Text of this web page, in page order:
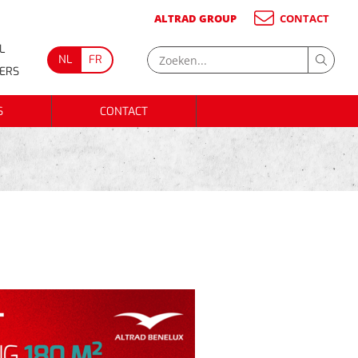
ALTRAD GROUP CONTACT
NL FR
CONTACT
CONTACT